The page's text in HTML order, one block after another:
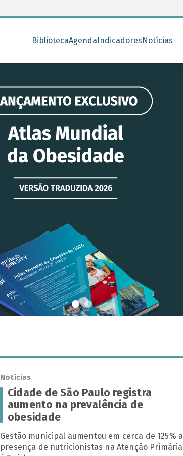
BibliotecaAgendaIndicadoresNotícias
Notícias
Cidade de São Paulo registra
aumento na prevalência de
obesidade
Gestão municipal aumentou em cerca de 125% a
presença de nutricionistas na Atenção Primária